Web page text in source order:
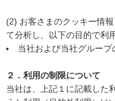
(2) お客さまのクッキー情
て分析し、以下の目的で利
当社および当社グルー
２．利用の制限について
当社は、上記１に記載した